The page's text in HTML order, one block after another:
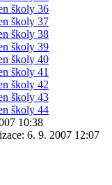
10:38
6. 9. 2007 12:07